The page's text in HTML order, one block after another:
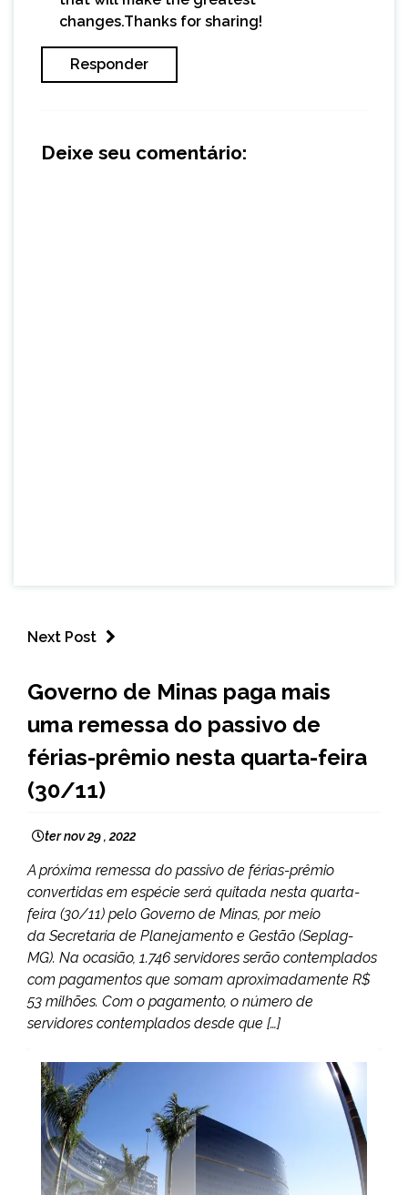
changes.Thanks for sharing!
Responder
Deixe seu comentário:
Next Post
GERAIS
NOTÍCIAS
Governo de Minas paga mais
uma remessa do passivo de
férias-prêmio nesta quarta-feira
(30/11)
ter nov 29 , 2022
A próxima remessa do passivo de férias-prêmio
convertidas em espécie será quitada nesta quarta-
feira (30/11) pelo Governo de Minas, por meio
da Secretaria de Planejamento e Gestão (Seplag-
MG). Na ocasião, 1.746 servidores serão contemplados
com pagamentos que somam aproximadamente R$
53 milhões. Com o pagamento, o número de
servidores contemplados desde que […]